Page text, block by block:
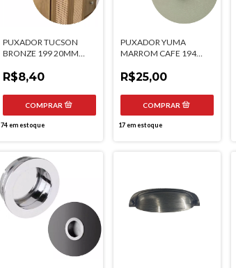
PUXADOR TUCSON
BRONZE 199 20MM
R$8,40
74em estoque
PUXADOR YUMA
MARROM CAFE 194
TORRALBA
R$25,00
17em estoque